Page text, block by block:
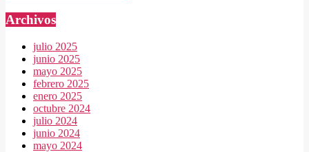
Archivos
julio 2025
junio 2025
mayo 2025
febrero 2025
enero 2025
octubre 2024
julio 2024
junio 2024
mayo 2024